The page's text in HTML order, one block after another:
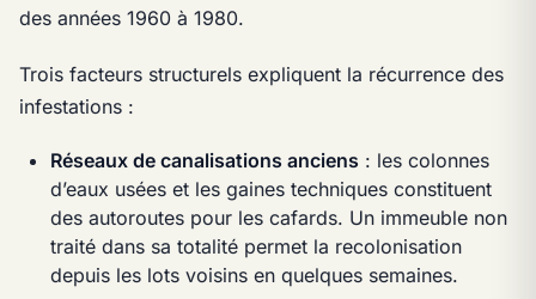
des années 1960 à 1980.
Trois facteurs structurels expliquent la récurrence des
infestations :
Réseaux de canalisations anciens : les colonnes
d’eaux usées et les gaines techniques constituent
des autoroutes pour les cafards. Un immeuble non
traité dans sa totalité permet la recolonisation
depuis les lots voisins en quelques semaines.